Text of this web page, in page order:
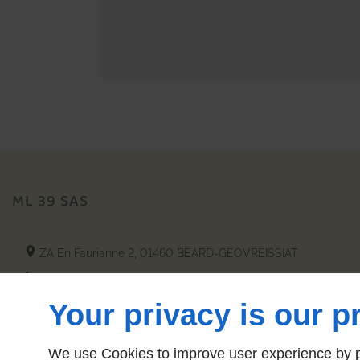
ML 39 SAS
ZA En Faurianne 2, 01460 BEARD-GEOVREISSIAT
06 80 24 37 67
Your privacy is our
We use Cookies to improve user experience